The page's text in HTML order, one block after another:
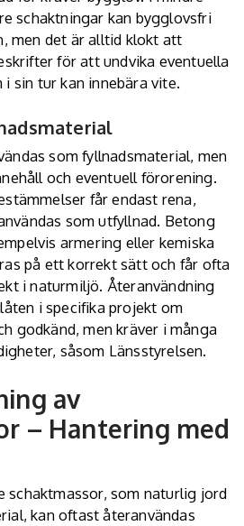
schaktningar kan bygglovsfri
men det är alltid klokt att
för att undvika eventuella
sin tur kan innebära vite.
som fyllnadsmaterial, men
och eventuell förorening.
får endast rena,
som utfyllnad. Betong
armering eller kemiska
på ett korrekt sätt och får ofta
i naturmiljö. Återanvändning
i specifika projekt om
godkänd, men kräver i många
såsom Länsstyrelsen.
av
– Hantering med
schaktmassor, som naturlig jord
kan oftast återanvändas